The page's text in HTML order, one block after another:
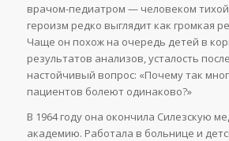
врачом-педиатром — человеком тихой
героизм редко выглядит как громкая
Чаще он похож на очередь детей в
результатов анализов, усталость
настойчивый вопрос: «Почему так
пациентов болеют одинаково?»
В 1964 году она окончила Силезскую
академию. Работала в больнице и